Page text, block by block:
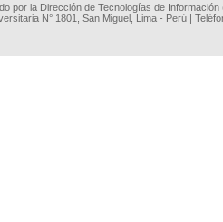
por la Dirección de Tecnologías de
N° 1801, San Miguel, Lima - Perú |